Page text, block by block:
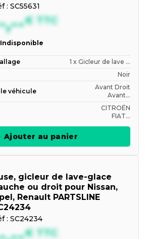
: SC55631
,--€ TTC
Indisponible
1 x Gicleur de lave ...
Noir
véhicule
Avant Droit
Avant...
CITROËN
FIAT...
Ajouter au panier
gicleur de lave-glace
ou droit pour Nissan,
Renault PARTSLINE
: SC24234
€ TTC